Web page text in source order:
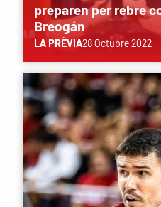
preparen per rebre
Breogán
LA PRÈVIA28 Octubre 2022